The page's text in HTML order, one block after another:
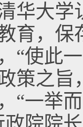
华大
育，
“使此
策之
“一举